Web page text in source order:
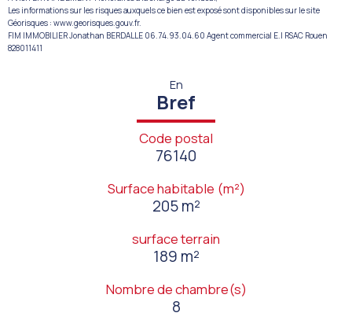
Les informations sur les risques auxquels ce bien est exposé sont disponibles sur le site
Géorisques : www.georisques.gouv.fr.
FIM IMMOBILIER Jonathan BERDALLE 06.74.93.04.60 Agent commercial E.I RSAC Rouen
828011411
En
Bref
Code postal
76140
Surface habitable (m²)
205 m²
surface terrain
189 m²
Nombre de chambre(s)
8